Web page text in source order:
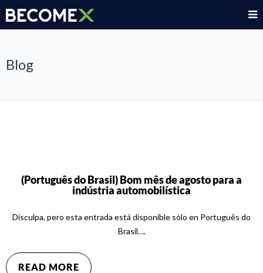
Blog
(Português do Brasil) Bom mês de agosto para a
indústria automobilística
Disculpa, pero esta entrada está disponible sólo en Português do
Brasil….
READ MORE